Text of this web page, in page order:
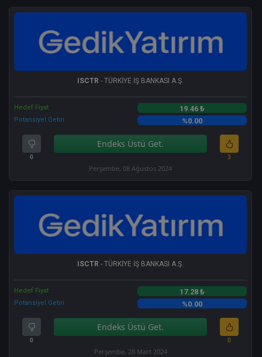
ISCTR - TÜRKİYE İŞ BANKASI A.Ş.
Hedef Fiyat 19.46 ₺
Potansiyel Getiri %0.00
0
Endeks Üstü Get.
3
Perşembe, 08 Ağustos 2024
ISCTR - TÜRKİYE İŞ BANKASI A.Ş.
Hedef Fiyat 17.28 ₺
Potansiyel Getiri %0.00
0
Endeks Üstü Get.
0
Perşembe, 28 Mart 2024